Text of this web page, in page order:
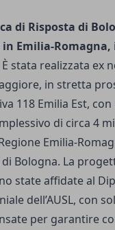
di Risposta di
Emilia-Romagna,
stata realizzata ex
in stretta
118 Emilia Est, con
di circa 4
Emilia-
di Bologna. La
state affidate al
dell’AUSL, con
per garantire